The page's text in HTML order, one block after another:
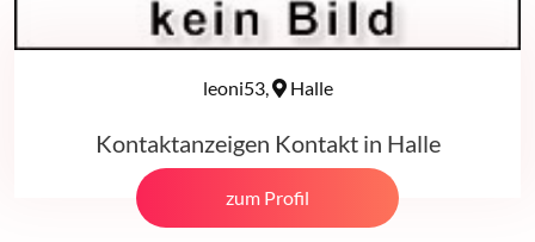
leoni53, Halle
Kontaktanzeigen Kontakt in Halle
zum Profil